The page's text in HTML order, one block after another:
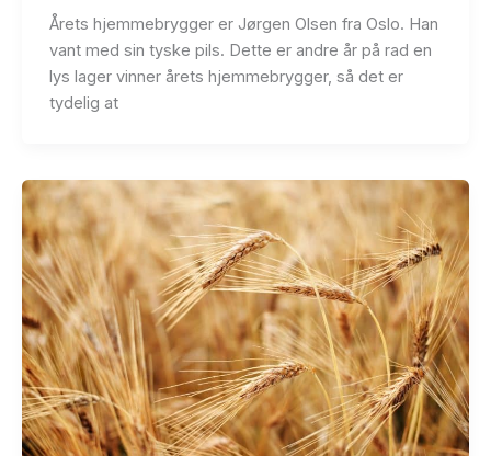
Årets hjemmebrygger er Jørgen Olsen fra Oslo. Han
vant med sin tyske pils. Dette er andre år på rad en
lys lager vinner årets hjemmebrygger, så det er
tydelig at